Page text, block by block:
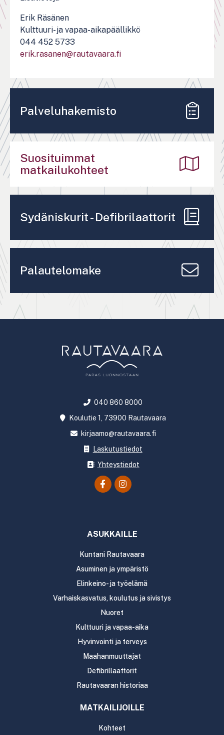
Erik Räsänen
Kulttuuri- ja vapaa-aikapäällikkö
044 452 5733
erik.rasanen@rautavaara.fi
Palveluhakemisto
Suosituimmat
matkailukohteet
Sydäniskurit - Defibrilaattorit
Palautelomake
040 860 8000
Koulutie 1, 73900 Rautavaara
kirjaamo@rautavaara.fi
Laskutustiedot
Yhteystiedot
ASUKKAILLE
Kuntani Rautavaara
Asuminen ja ympäristö
Elinkeino- ja työelämä
Varhaiskasvatus, koulutus ja sivistys
Nuoret
Kulttuuri ja vapaa-aika
Hyvinvointi ja terveys
Maahanmuuttajat
Defibrillaattorit
Rautavaaran historiaa
MATKAILIJOILLE
Kohteet